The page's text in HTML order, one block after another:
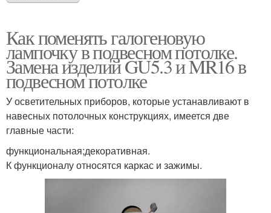
Как поменять галогеновую
лампочку в подвесном потолке.
Замена изделий GU5.3 и MR16 в
подвесном потолке
У осветительных приборов, которые устанавливают в
навесных потолочных конструкциях, имеется две
главные части:
функциональная;декоративная.
К функционалу относятся каркас и зажимы.